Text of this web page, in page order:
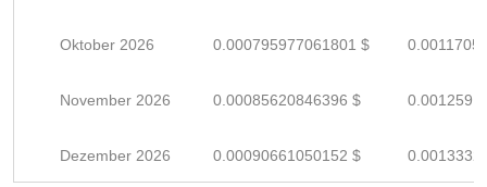
Oktober 2026 0.000795977061801 $
November 2026 0.00085620846396 $
Dezember 2026 0.00090661050152 $